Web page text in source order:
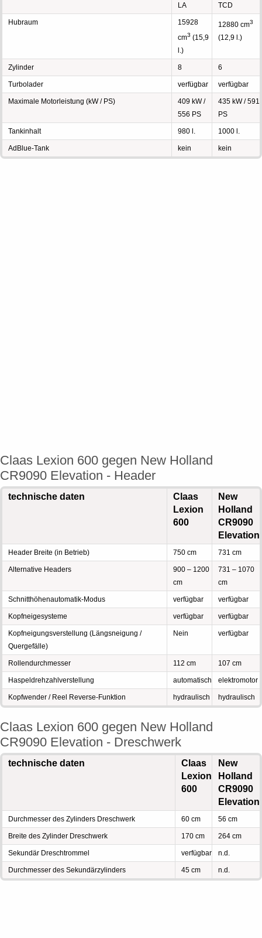
LA
TCD
Hubraum
15928
cm3 (15,9
l.)
12880 cm3
(12,9 l.)
Zylinder 8 6
Turbolader verfügbar verfügbar
Maximale Motorleistung (kW / PS)
409 kW /
556 PS
435 kW / 591
PS
Tankinhalt 980 l. 1000 l.
AdBlue-Tank kein kein
Claas Lexion 600 gegen New Holland
CR9090 Elevation - Header
technische daten
Claas
Lexion
600
New
Holland
CR9090
Elevation
Header Breite (in Betrieb) 750 cm 731 cm
Alternative Headers
900 – 1200
cm
731 – 1070
cm
Schnitthöhenautomatik-Modus verfügbar verfügbar
Kopfneigesysteme verfügbar verfügbar
Kopfneigungsverstellung (Längsneigung /
Quergefälle)
Nein verfügbar
Rollendurchmesser 112 cm 107 cm
Haspeldrehzahlverstellung automatisch elektromotor
Kopfwender / Reel Reverse-Funktion hydraulisch hydraulisch
Claas Lexion 600 gegen New Holland
CR9090 Elevation - Dreschwerk
technische daten
Claas
Lexion
600
New
Holland
CR9090
Elevation
Durchmesser des Zylinders Dreschwerk 60 cm 56 cm
Breite des Zylinder Dreschwerk 170 cm 264 cm
Sekundär Dreschtrommel verfügbar n.d.
Durchmesser des Sekundärzylinders 45 cm n.d.